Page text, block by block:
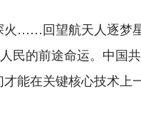
……回望航天人逐梦
民的前途命运。中国
能在关键核心技术